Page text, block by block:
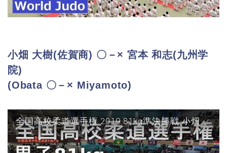
小畑 大樹(佐賀商) 〇－× 宮本 和志(九州学
院)
(Obata 〇－× Miyamoto)
全国高校柔道選手権 2019 81kg準決勝戦 小畑 vs 宮本 JUDO